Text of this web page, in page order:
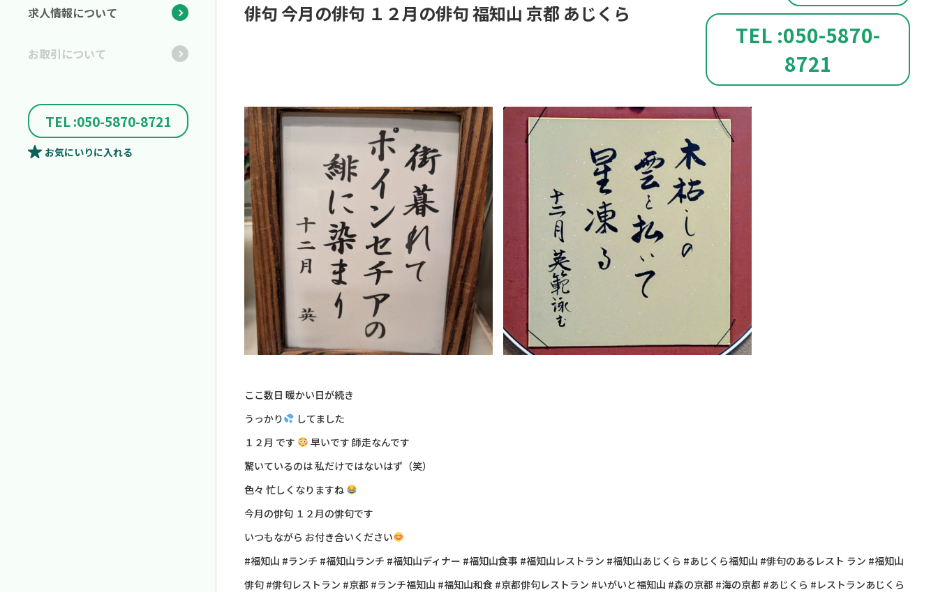
俳句 今月の俳句 １２月の俳句 福知山 京都 あじくら
TEL :050-5870-
8721
ここ数日 暖かい日が続き
うっかり
してました
１２月 です
早いです 師走なんです
驚いているのは 私だけではないはず（笑）
色々 忙しくなりますね
今月の俳句 １２月の俳句です
いつもながら お付き合いください
#福知山 #ランチ #福知山ランチ #福知山ディナー #福知山食事 #福知山レストラン #福知山あじくら #あじくら福知山 #俳句のあるレスト ラン #福知山
俳句 #俳句レストラン #京都 #ランチ福知山 #福知山和食 #京都俳句レストラン #いがいと福知山 #森の京都 #海の京都 #あじくら #レストランあじくら
求人情報について
お取引について
TEL :050-5870-8721
お気にいりに入れる